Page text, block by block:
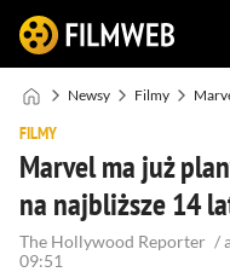
Newsy Filmy
FILMY
Marvel ma już
na najbliższe 14
The Hollywood Reporter /
09:51